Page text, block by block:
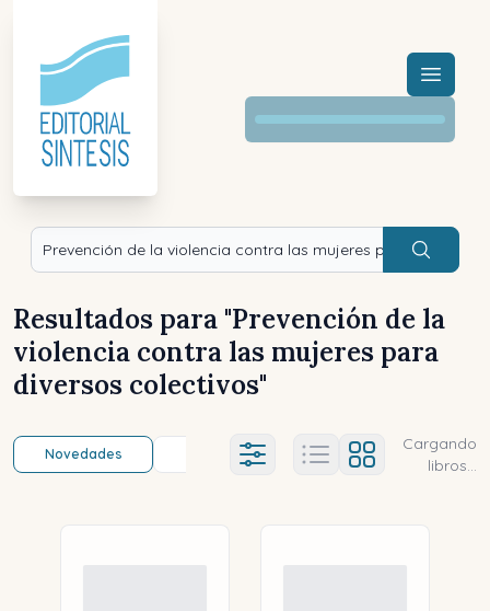
Menú
Buscar
Resultados para "Prevención de la
violencia contra las mujeres para
diversos colectivos"
Novedades Título (a-z) Título (z-a)
Ajustes abierto
Cargando
libros...